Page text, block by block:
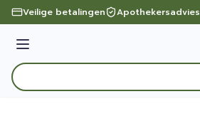
Ga naar de inhoud
Veilige betalingen Apothekersadvies
Menu
Product, merk, categorie...